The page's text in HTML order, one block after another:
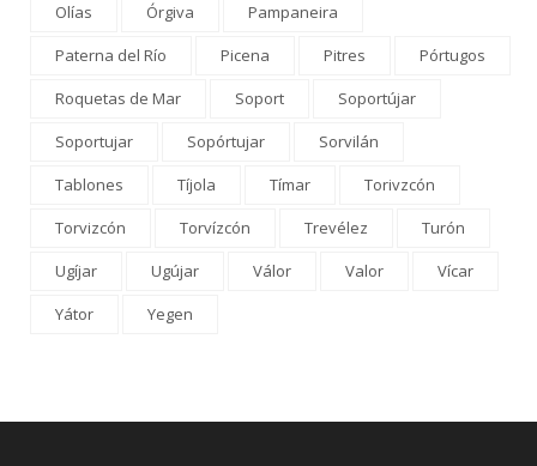
Olías
Órgiva
Pampaneira
Paterna del Río
Picena Pitres
Pórtugos
Roquetas de Mar
Soport
Soportújar
Soportujar
Sopórtujar
Sorvilán
Tablones
Tíjola Tímar
Torivzcón
Torvizcón
Torvízcón Trevélez
Turón
Ugíjar
Ugújar Válor Valor
Vícar
Yátor
Yegen